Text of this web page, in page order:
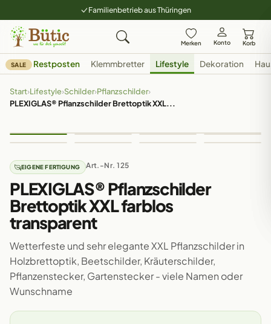
Familienbetrieb aus Thüringen
Merken Konto Korb
SALE Restposten Klemmbretter Lifestyle Dekoration
Start›Lifestyle›Schilder›Pflanzschilder›
PLEXIGLAS® Pflanzschilder Brettoptik XXL...
EIGENE FERTIGUNG Art.-Nr. 125
PLEXIGLAS® Pflanzschilder
Brettoptik XXL farblos
transparent
Wetterfeste und sehr elegante XXL Pflanzschilder in
Holzbrettoptik, Beetschilder, Kräuterschilder,
Pflanzenstecker, Gartenstecker - viele Namen oder
Wunschname